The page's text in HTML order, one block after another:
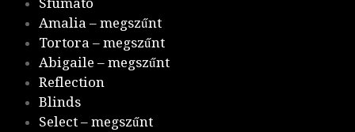
Amalia – megszűnt
Tortora – megszűnt
Abigaile – megszűnt
Reflection
Blinds
Select – megszűnt